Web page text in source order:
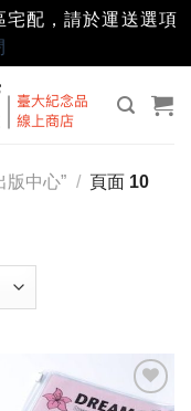
配，請於運送選項
版中心” / 頁面 10